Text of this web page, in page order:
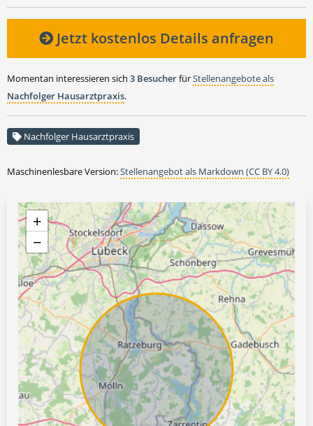
Jetzt kostenlos Details anfragen
Momentan interessieren sich 3 BesucherfürStellenangebote als
Nachfolger Hausarztpraxis.
Nachfolger Hausarztpraxis
Maschinenlesbare Version:Stellenangebot als Markdown (CC BY 4.0)
+
−